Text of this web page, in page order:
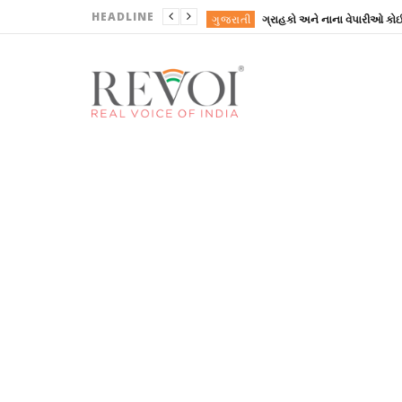
HEADLINE ગુજરાતી
ગુજરાતી
ગુજરાતી